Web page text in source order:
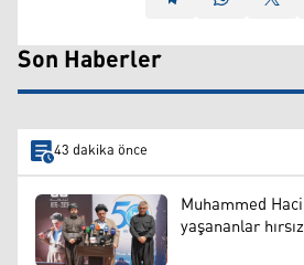
Son Haberler
43 dakika önce
Muhammed
yaşananlar